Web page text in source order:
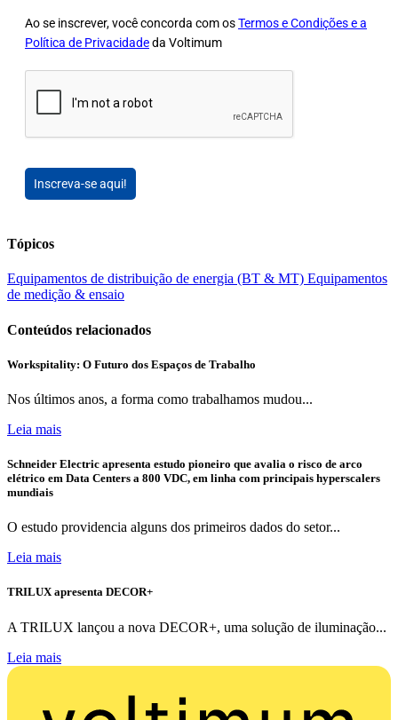
Ao se inscrever, você concorda com osTermos e Condições e a
Política de Privacidadeda Voltimum
Inscreva-se aqui!
Tópicos
Equipamentos de distribuição de energia (BT & MT) Equipamentos
de medição & ensaio
Conteúdos relacionados
Workspitality: O Futuro dos Espaços de Trabalho
Nos últimos anos, a forma como trabalhamos mudou...
Leia mais
Schneider Electric apresenta estudo pioneiro que avalia o risco de arco
elétrico em Data Centers a 800 VDC, em linha com principais hyperscalers
mundiais
O estudo providencia alguns dos primeiros dados do setor...
Leia mais
TRILUX apresenta DECOR+
A TRILUX lançou a nova DECOR+, uma solução de iluminação...
Leia mais